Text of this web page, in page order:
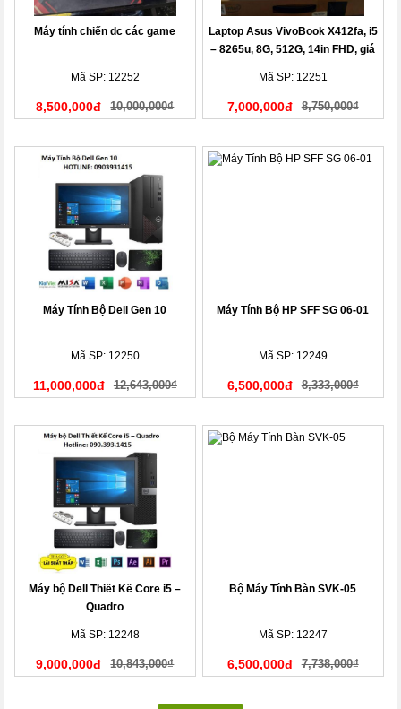
Máy tính chiến dc các game
Mã SP: 12252
8,500,000đ 10,000,000₫
Laptop Asus VivoBook X412fa, i5
– 8265u, 8G, 512G, 14in FHD, giá
Mã SP: 12251
7,000,000đ 8,750,000₫
Máy Tính Bộ Dell Gen 10
Mã SP: 12250
11,000,000đ 12,643,000₫
Máy Tính Bộ HP SFF SG 06-01
Mã SP: 12249
6,500,000đ 8,333,000₫
Máy bộ Dell Thiết Kế Core i5 –
Quadro
Mã SP: 12248
9,000,000đ 10,843,000₫
Bộ Máy Tính Bàn SVK-05
Mã SP: 12247
6,500,000đ 7,738,000₫